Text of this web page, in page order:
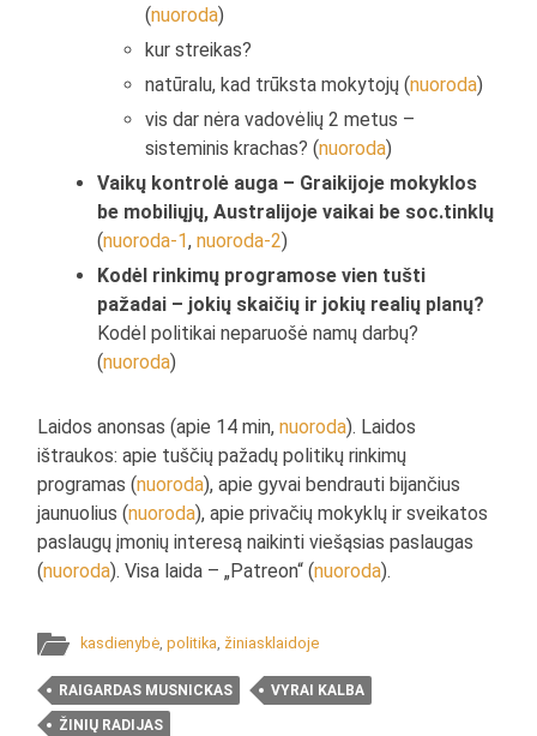
(nuoroda)
kur streikas?
natūralu, kad trūksta mokytojų (nuoroda)
vis dar nėra vadovėlių 2 metus –
sisteminis krachas? (nuoroda)
Vaikų kontrolė auga – Graikijoje mokyklos
be mobiliųjų, Australijoje vaikai be soc.tinklų
(nuoroda-1,nuoroda-2)
Kodėl rinkimų programose vien tušti
pažadai – jokių skaičių ir jokių realių planų?
Kodėl politikai neparuošė namų darbų?
(nuoroda)
Laidos anonsas (apie 14 min,nuoroda). Laidos
ištraukos: apie tuščių pažadų politikų rinkimų
programas (nuoroda), apie gyvai bendrauti bijančius
jaunuolius (nuoroda), apie privačių mokyklų ir sveikatos
paslaugų įmonių interesą naikinti viešąsias paslaugas
(nuoroda). Visa laida – „Patreon“ (nuoroda).
kasdienybė,politika, žiniasklaidoje
RAIGARDAS MUSNICKAS VYRAI KALBA
ŽINIŲ RADIJAS